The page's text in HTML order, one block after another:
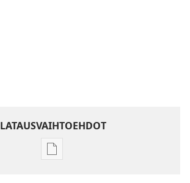
LATAUSVAIHTOEHDOT
Julkaisujen